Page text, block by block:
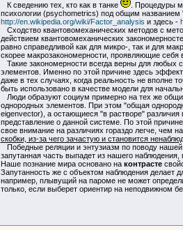
К сведению тех, кто как в танке
. Процедуры
психологии (psychometrics) под общим названием
http://en.wikipedia.org/wiki/Factor_analysis и здесь -
Сходство квантовомеханических методов с
действием квантовомеханических
равно справедливой как для микро-, так и для
скорее макрозакономерности, проявляющие себя
Такие закономерности всегда верны для любых
элементов. Именно по этой причине здесь
даже в тех случаях, когда реальность не вполне
быть использовано в качестве модели для
Люди образуют социум примерно на тех же
однородных элементов. При этом "общая
eigenvector), а остающиеся "в растворе"
представление о данной системе. По этой
свое внимание на различиях гораздо легче, чем
скобки, из-за чего зачастую и становится
Победные реляции и энтузиазм по поводу
запутанная часть выпадет из нашего
Наше познание мира основано на контрасте
Запутанность же с объектом наблюдения делает
например, плывущий на пароме не может
только, если выберет ориентир на неподвижном